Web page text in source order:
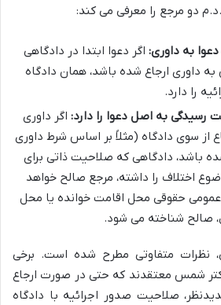
دعوا به داوری: اگر دعوا ابتدا در دادگاهی
داوری ارجاع شده باشد، همان دادگاه
را دارد.
رسیدگی به اصل دعوا را دارد: اگر داوری
از سوی دادگاه (مثلاً بر اساس شرط داوری
باشد، دادگاهی که صلاحیت ذاتی برای
اختلاف را داشته، مرجع صالح خواهد
عمومی حقوقی محل اقامت خوانده یا محل
صالح شناخته می شود.
نظرات متفاوتی مطرح شده است. برخی
شمس معتقدند که حتی در صورت ارجاع
صلاحیت صدور اجرائیه با دادگاه